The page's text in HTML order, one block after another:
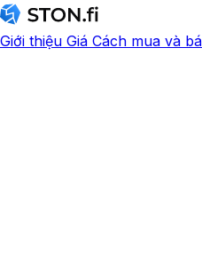
Giới thiệu Giá Cách mua và